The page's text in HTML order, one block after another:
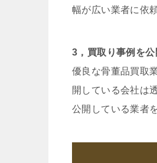
幅が広い業者に依
3，買取り事例を公
優良な骨董品買取
開している会社は
公開している業者